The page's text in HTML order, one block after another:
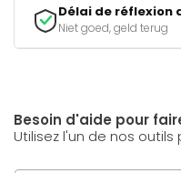
Délai de réflexion
Niet goed, geld terug
Besoin d'aide pour
Utilisez l'un de nos outils